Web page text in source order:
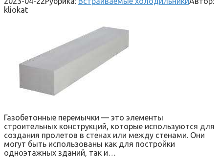
kliokat
Газобетонные перемычки — это элементы
строительных конструкций, которые используются для
создания пролетов в стенах или между стенами. Они
могут быть использованы как для постройки
одноэтажных зданий, так и…